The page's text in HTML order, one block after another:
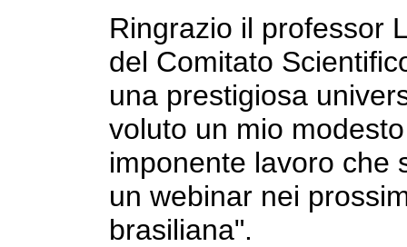
Ringrazio il professor
del Comitato
una prestigiosa
voluto un mio
imponente lavoro che
un webinar nei
brasiliana".